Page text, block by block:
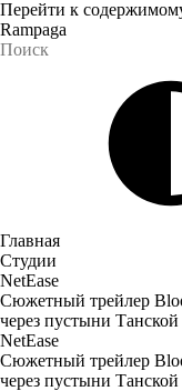
Перейти к
Rampaga
Главная
Студии
NetEase
Сюжетный трейлер
через пустыни
NetEase
Сюжетный трейлер
через пустыни